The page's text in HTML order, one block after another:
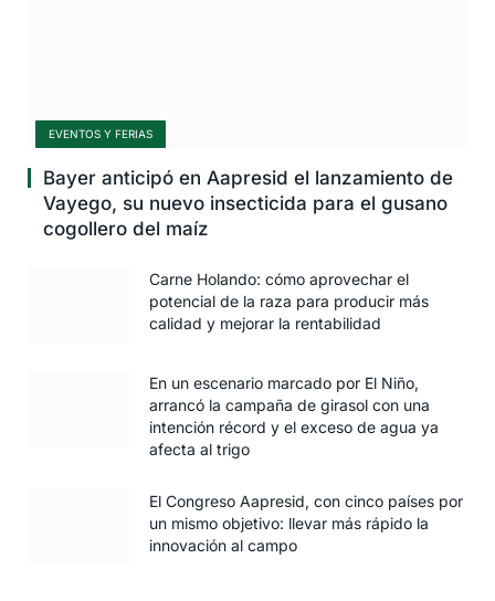
EVENTOS Y FERIAS
Bayer anticipó en Aapresid el lanzamiento de
Vayego, su nuevo insecticida para el gusano
cogollero del maíz
Carne Holando: cómo aprovechar el
potencial de la raza para producir más
calidad y mejorar la rentabilidad
En un escenario marcado por El Niño,
arrancó la campaña de girasol con una
intención récord y el exceso de agua ya
afecta al trigo
El Congreso Aapresid, con cinco países por
un mismo objetivo: llevar más rápido la
innovación al campo